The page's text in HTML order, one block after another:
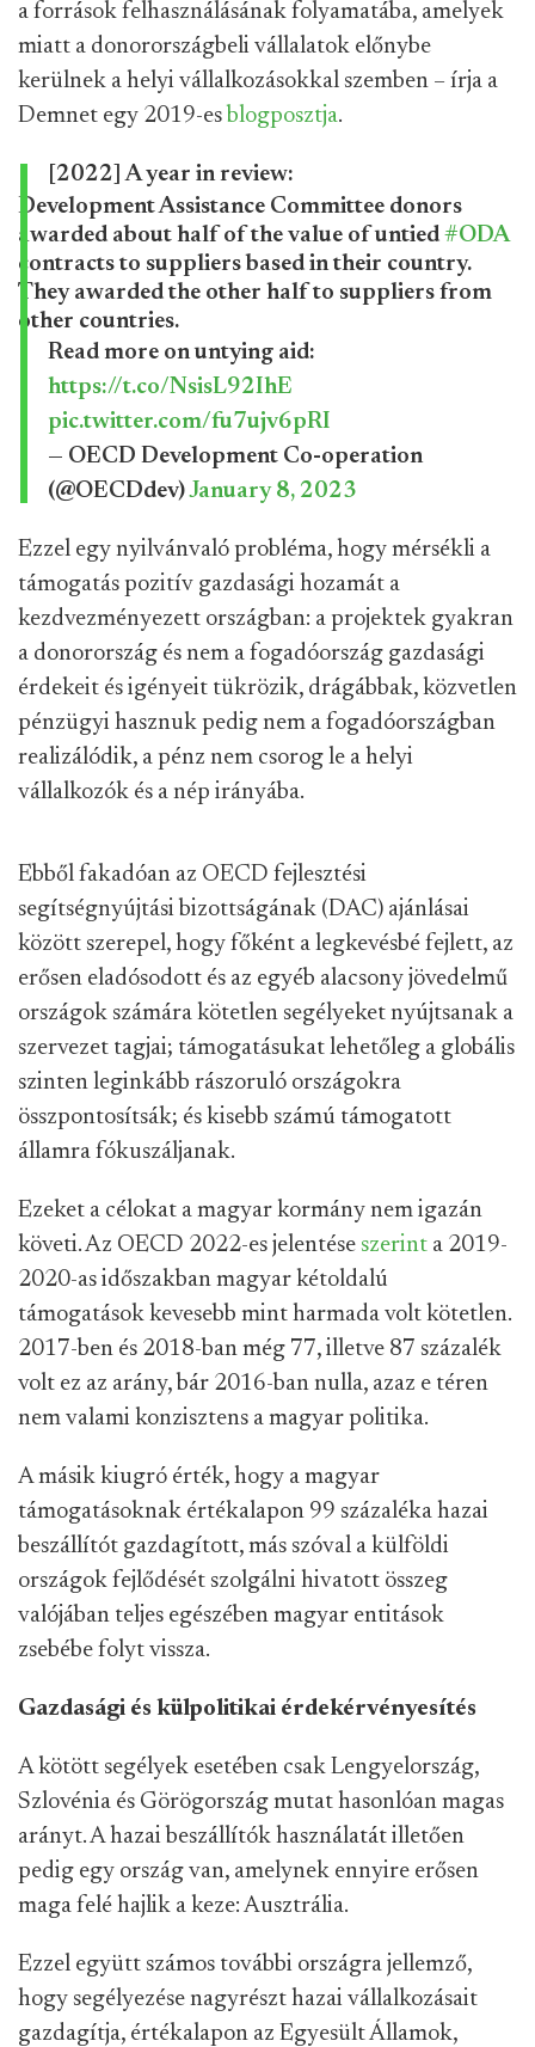
a források felhasználásának folyamatába, amelyek
miatt a donorországbeli vállalatok előnybe
kerülnek a helyi vállalkozásokkal szemben – írja a
Demnet egy 2019-es blogposztja.
[2022] A year in review:
Development Assistance Committee donors
awarded about half of the value of untied #ODA
contracts to suppliers based in their country.
They awarded the other half to suppliers from
other countries.
Read more on untying aid:
https://t.co/NsisL92IhE
pic.twitter.com/fu7ujv6pRI
— OECD Development Co-operation
(@OECDdev)January 8, 2023
Ezzel egy nyilvánvaló probléma, hogy mérsékli a
támogatás pozitív gazdasági hozamát a
kezdvezményezett országban: a projektek gyakran
a donorország és nem a fogadóország gazdasági
érdekeit és igényeit tükrözik, drágábbak, közvetlen
pénzügyi hasznuk pedig nem a fogadóországban
realizálódik, a pénz nem csorog le a helyi
vállalkozók és a nép irányába.
Ebből fakadóan az OECD fejlesztési
segítségnyújtási bizottságának (DAC) ajánlásai
között szerepel, hogy főként a legkevésbé fejlett, az
erősen eladósodott és az egyéb alacsony jövedelmű
országok számára kötetlen segélyeket nyújtsanak a
szervezet tagjai; támogatásukat lehetőleg a globális
szinten leginkább rászoruló országokra
összpontosítsák; és kisebb számú támogatott
államra fókuszáljanak.
Ezeket a célokat a magyar kormány nem igazán
követi. Az OECD 2022-es jelentése szerint a 2019-
2020-as időszakban magyar kétoldalú
támogatások kevesebb mint harmada volt kötetlen.
2017-ben és 2018-ban még 77, illetve 87 százalék
volt ez az arány, bár 2016-ban nulla, azaz e téren
nem valami konzisztens a magyar politika.
A másik kiugró érték, hogy a magyar
támogatásoknak értékalapon 99 százaléka hazai
beszállítót gazdagított, más szóval a külföldi
országok fejlődését szolgálni hivatott összeg
valójában teljes egészében magyar entitások
zsebébe folyt vissza.
Gazdasági és külpolitikai érdekérvényesítés
A kötött segélyek esetében csak Lengyelország,
Szlovénia és Görögország mutat hasonlóan magas
arányt. A hazai beszállítók használatát illetően
pedig egy ország van, amelynek ennyire erősen
maga felé hajlik a keze: Ausztrália.
Ezzel együtt számos további országra jellemző,
hogy segélyezése nagyrészt hazai vállalkozásait
gazdagítja, értékalapon az Egyesült Államok,